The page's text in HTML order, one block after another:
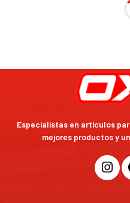
Especialistas en artículos
mejores productos y